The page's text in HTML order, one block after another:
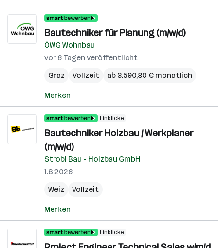
Bautechniker für Planung (m/w/d)
ÖWG Wohnbau
vor 6 Tagen veröffentlicht
Graz
Vollzeit ab 3.590,30 € monatlich
Merken
Einblicke
Bautechniker Holzbau / Werkplaner
(m/w/d)
Strobl Bau - Holzbau GmbH
1.8.2026
Weiz
Vollzeit
Merken
Einblicke